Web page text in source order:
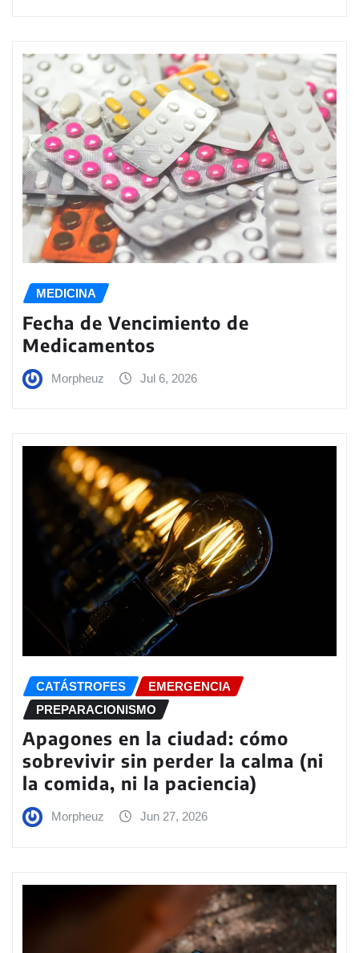
MEDICINA
Fecha de Vencimiento de
Medicamentos
Morpheuz Jul 6, 2026
CATÁSTROFES
EMERGENCIA
PREPARACIONISMO
Apagones en la ciudad: cómo
sobrevivir sin perder la calma (ni
la comida, ni la paciencia)
Morpheuz Jun 27, 2026